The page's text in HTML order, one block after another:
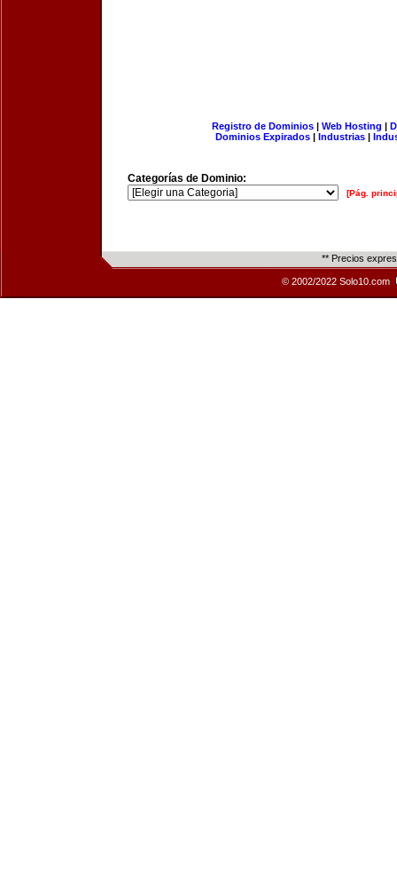
Registro de Dominios| Web Hosting |
Dominios Expirados | Industrias |
Categorías de Dominio:
[Pág.
** Precios
© 2002/2022 Solo10.com